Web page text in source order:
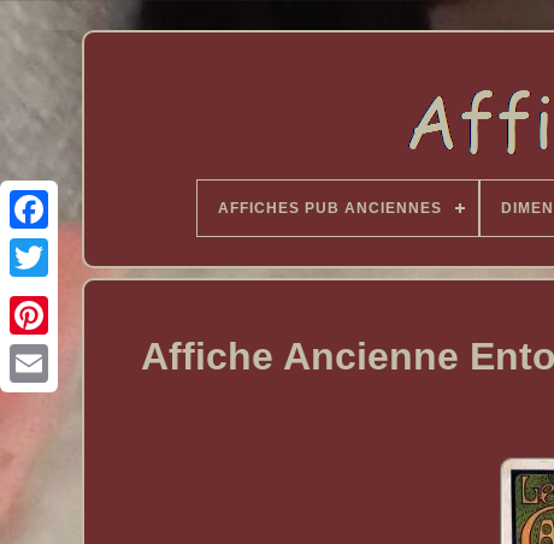
AFFICHES PUB ANCIENNES
Affiche Ancienne